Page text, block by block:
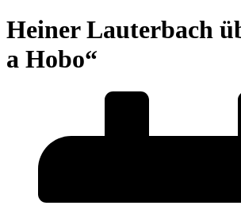
Heiner Lauterbach
a Hobo“